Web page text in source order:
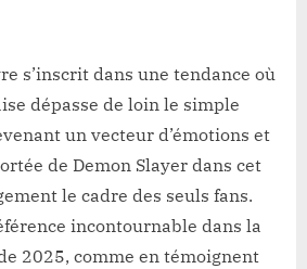
s’inscrit dans une tendance où
dépasse de loin le simple
un vecteur d’émotions et
de Demon Slayer dans cet
le cadre des seuls fans.
incontournable dans la
2025, comme en témoignent